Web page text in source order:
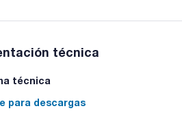
técnica
técnica
para descargas